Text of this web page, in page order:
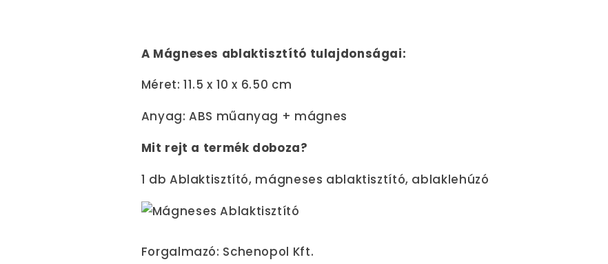
A Mágneses ablaktisztító tulajdonságai:
Méret: 11.5 x 10 x 6.50 cm
Anyag: ABS műanyag + mágnes
Mit rejt a termék doboza?
1 db Ablaktisztító, mágneses ablaktisztító, ablaklehúzó
Forgalmazó: Schenopol Kft.